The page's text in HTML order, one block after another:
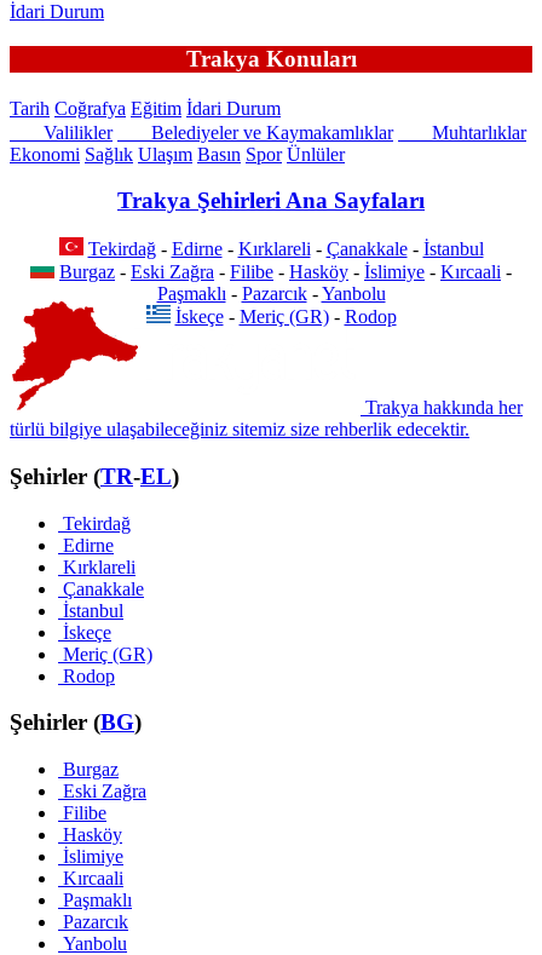
İdari Durum
Trakya Konuları
Tarih Coğrafya Eğitim İdari Durum
Valilikler
Belediyeler ve Kaymakamlıklar
Muhtarlıklar
Ekonomi Sağlık Ulaşım Basın Spor Ünlüler
Trakya Şehirleri Ana Sayfaları
Tekirdağ- Edirne- Kırklareli - Çanakkale- İstanbul
Burgaz - Eski Zağra - Filibe - Hasköy - İslimiye - Kırcaali -
Paşmaklı - Pazarcık-Yanbolu
İskeçe- Meriç (GR)- Rodop
Trakya hakkında her
türlü bilgiye ulaşabileceğiniz sitemiz size rehberlik edecektir.
Şehirler (TR-EL)
Tekirdağ
Edirne
Kırklareli
Çanakkale
İstanbul
İskeçe
Meriç (GR)
Rodop
Şehirler (BG)
Burgaz
Eski Zağra
Filibe
Hasköy
İslimiye
Kırcaali
Paşmaklı
Pazarcık
Yanbolu